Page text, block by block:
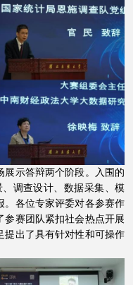
展示答辩两个阶段。入围的
调查设计、数据采集、模
。各位专家评委对各参赛作
参赛团队紧扣社会热点开展
提出了具有针对性和可操作